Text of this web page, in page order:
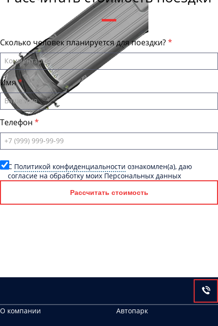
Сколько человек планируется для поездки?
Имя
Телефон
C Политикой конфиденциальности ознакомлен(а), даю
согласие на обработку моих Персональных данных
Рассчитать стоимость
О компании
Автопарк